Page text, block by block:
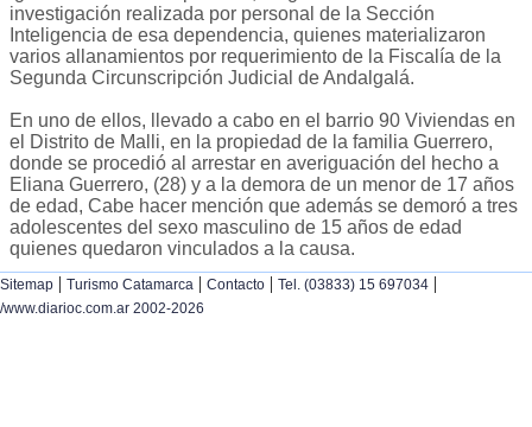
investigación realizada por personal de la Sección
Inteligencia de esa dependencia, quienes materializaron
varios allanamientos por requerimiento de la Fiscalía de la
Segunda Circunscripción Judicial de Andalgalá.
En uno de ellos, llevado a cabo en el barrio 90 Viviendas en
el Distrito de Malli, en la propiedad de la familia Guerrero,
donde se procedió al arrestar en averiguación del hecho a
Eliana Guerrero, (28) y a la demora de un menor de 17 años
de edad, Cabe hacer mención que además se demoró a tres
adolescentes del sexo masculino de 15 años de edad
quienes quedaron vinculados a la causa.
Sitemap | Turismo Catamarca | Contacto | Tel. (03833) 15 697034 |
/www.diarioc.com.ar 2002-2026